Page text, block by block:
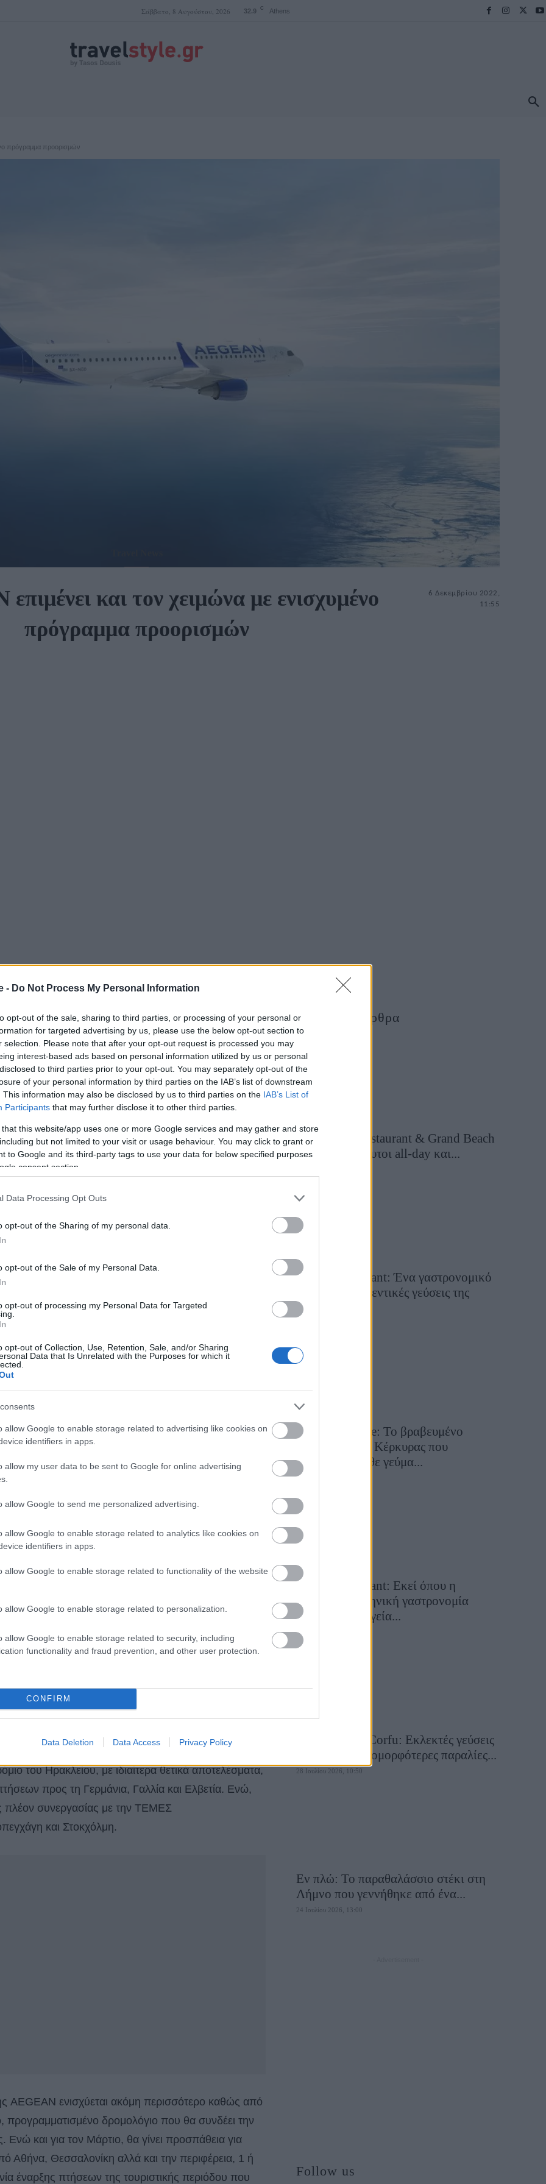
- Do Not Process My Personal Information
opt-out of the sale, sharing to third parties, or processing of your personal or
for targeted advertising by us, please use the below opt-out section to
selection. Please note that after your opt-out request is processed you may
interest-based ads based on personal information utilized by us or personal
to third parties prior to your opt-out. You may separately opt-out of the
of your personal information by third parties on the IAB’s list of downstream
This information may also be disclosed by us to third parties on the IAB’s List of
Participants that may further disclose it to other third parties.
that this website/app uses one or more Google services and may gather and store
but not limited to your visit or usage behaviour. You may click to grant or
to Google and its third-party tags to use your data for below specified purposes
consent section.
Data Processing Opt Outs
opt-out of the Sharing of my personal data.
opt-out of the Sale of my Personal Data.
opt-out of processing my Personal Data for Targeted
opt-out of Collection, Use, Retention, Sale, and/or Sharing
Data that Is Unrelated with the Purposes for which it
allow Google to enable storage related to advertising like cookies on
identifiers in apps.
allow my user data to be sent to Google for online advertising
allow Google to send me personalized advertising.
allow Google to enable storage related to analytics like cookies on
identifiers in apps.
allow Google to enable storage related to functionality of the website
allow Google to enable storage related to personalization.
allow Google to enable storage related to security, including
functionality and fraud prevention, and other user protection.
CONFIRM
Data Deletion Data Access Privacy Policy
Σάββατο, 8 Αυγούστου, 2026 32.9 C Athens
πρόγραμμα προορισμών
και τον χειμώνα με ενισχυμένο
πρόγραμμα προορισμών
6 Δεκεμβρίου 2022,
11:55
και οριακά να έχει ξεπεράσει τα αντίστοιχα επίπεδα
Νοέμβριος, καταγράφοντας για την AEGEAN έναν
πανδημία του covid. Ειδικότερα, η AEGEAN
τακτικών πτήσεων εξωτερικού (+ 50% αύξηση σε
Advertisement -
την τρέχουσα χειμερινή περίοδο διατηρήθηκαν 8
του 2019, από την Αθήνα. Η Βασιλεία, η Κολωνία,
Πάφος, αλλά και η Ποντγκόριτσα αποτελούν
για πρώτη φορά κατά τη χειμερινή περίοδο από τον
σε πληρότητες.
νέα επιπλέον διεθνή δρομολόγια προς Αμβούργο,
εγκαινιάστηκαν για την απευθείας σύνδεση της
συμβάλλοντας στην αύξηση της δραστηριότητας
«Μακεδονία» κατά 25%, σε σχέση με τον Νοέμβριο
περιόδου κατά τον προηγούμενο μήνα
του Ηρακλείου, με ιδιαίτερα θετικά αποτελέσματα,
προς τη Γερμάνια, Γαλλία και Ελβετία. Ενώ,
πλέον συνεργασίας με την ΤΕΜΕΣ
και Στοκχόλμη.
AEGEAN ενισχύεται ακόμη περισσότερο καθώς από
προγραμματισμένο δρομολόγιο που θα συνδέει την
και για τον Μάρτιο, θα γίνει προσπάθεια για
Θεσσαλονίκη αλλά και την περιφέρεια, 1 ή
έναρξης πτήσεων της τουριστικής περιόδου που
Τελευταία Άρθρα
Grand Asia Restaurant & Grand Beach
Club: Οι απόλυτοι all-day και...
Tsapis Restaurant: Ένα γαστρονομικό
ταξίδι στις αυθεντικές γεύσεις της
Σίφνου!
Toula’s Seaside: Το βραβευμένο
εστιατόριο της Κέρκυρας που
μετατρέπει κάθε γεύμα...
28 Ιουλίου 2026, 11:05
Cavos Restaurant: Εκεί όπου η
αυθεντική ελληνική γαστρονομία
συναντά τη μαγεία...
28 Ιουλίου 2026, 10:58
Aiolia Avlaki Corfu: Εκλεκτές γεύσεις
σε μία από τις ομορφότερες παραλίες...
28 Ιουλίου 2026, 10:50
Εν πλώ: Το παραθαλάσσιο στέκι στη
Λήμνο που γεννήθηκε από ένα...
24 Ιουλίου 2026, 13:00
Follow us